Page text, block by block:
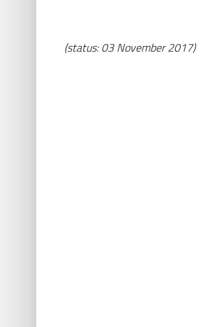
(status: 03 November 2017)